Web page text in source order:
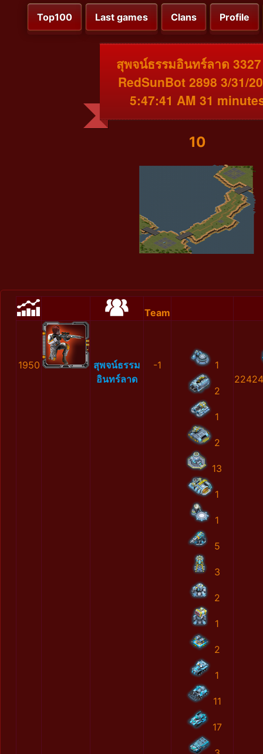
Top100 Last games Clans Profile
สุพจน์ธรรมอินทร์ลาด
RedSunBot 2898 3/31/
5:47:41 AM 31
10
Team
1950
สุพจน์ธรรม
อินทร์ลาด
-1 1
2
1
2
13
1
1
5
3
2
1
2
1
11
17